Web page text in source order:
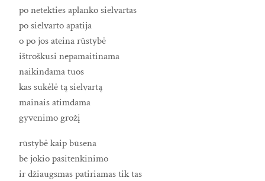
po netekties aplanko sielvartas
po sielvarto apatija
o po jos ateina rūstybė
ištroškusi nepamaitinama
naikindama tuos
kas sukėlė tą sielvartą
mainais atimdama
gyvenimo grožį
rūstybė kaip būsena
be jokio pasitenkinimo
ir džiaugsmas patiriamas tik tas